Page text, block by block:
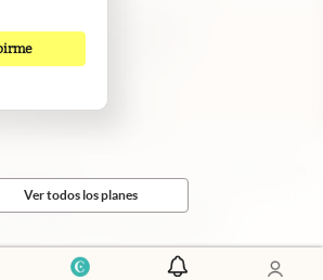
Ver todos los planes
los derechos reservados
Términos y condiciones
Consentimiento
56576959
10.950 - 7 de agosto de 2026